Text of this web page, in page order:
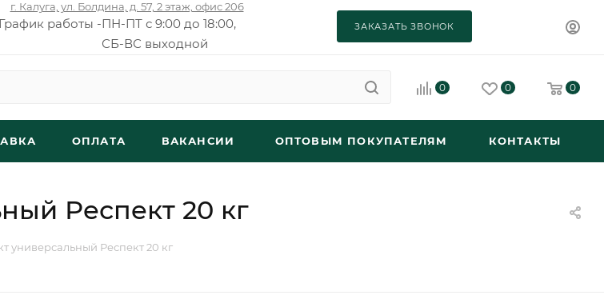
г. Калуга, ул. Болдина, д. 57, 2 этаж, офис 206
График работы -ПН-ПТ с 9:00 до 18:00,
СБ-ВС выходной
ЗАКАЗАТЬ ЗВОНОК
0 0 0
ОПЛАТА ВАКАНСИИ ОПТОВЫМ ПОКУПАТЕЛЯМ КОНТАКТЫ
Респект 20 кг
универсальный Респект 20 кг